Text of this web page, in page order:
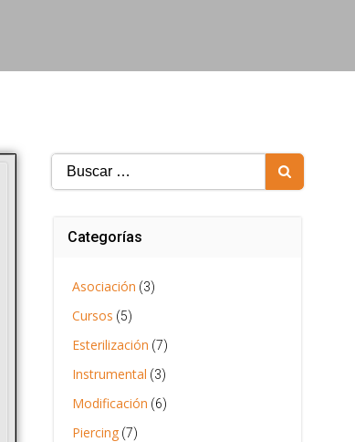
Buscar:
Categorías
Asociación (3)
Cursos (5)
Esterilización (7)
Instrumental (3)
Modificación (6)
Piercing(7)